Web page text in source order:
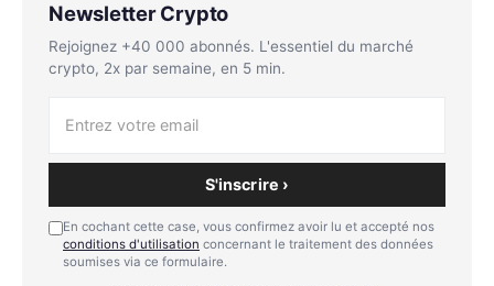
Newsletter Crypto
Rejoignez +40 000 abonnés. L'essentiel du marché
crypto, 2x par semaine, en 5 min.
S'inscrire ›
En cochant cette case, vous confirmez avoir lu et accepté nos
conditions d'utilisation concernant le traitement des données
soumises via ce formulaire.